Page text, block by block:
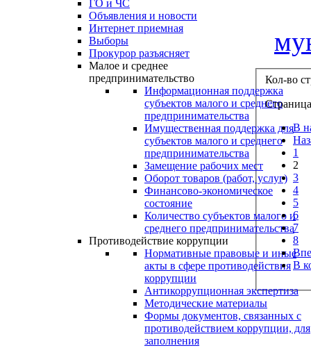
ГО и ЧС
Объявления и новости
Интернет приемная
Выборы
Прокурор разъясняет
Малое и среднее
предпринимательство
Информационная поддержка
субъектов малого и среднего
предпринимательства
Имущественная поддержка для
субъектов малого и среднего
предпринимательства
Замещение рабочих мест
Оборот товаров (работ, услуг)
Финансово-экономическое
состояние
Количество субъектов малого и
среднего предпринимательства
Противодействие коррупции
Нормативные правовые и иные
акты в сфере противодействия
коррупции
Антикоррупционная экспертиза
Методические материалы
Формы документов, связанных с
противодействием коррупции, для
заполнения
Кол-во
В
1
2
3
4
5
6
7
8
В